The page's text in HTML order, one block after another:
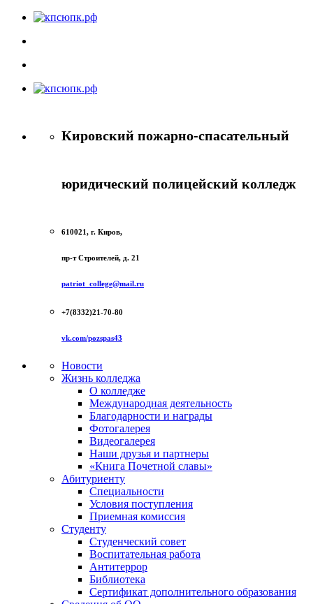
Кировский пожарно-спасательный
юридический полицейский колледж
610021, г. Киров,
пр-т Строителей, д. 21
patriot_college@mail.ru
+7(8332)21-70-80
vk.com/pozspas43
Новости
Жизнь колледжа
О колледже
Международная деятельность
Благодарности и награды
Фотогалерея
Видеогалерея
Наши друзья и партнеры
«Книга Почетной славы»
Абитуриенту
Специальности
Условия поступления
Приемная комиссия
Студенту
Студенческий совет
Воспитательная работа
Антитеррор
Библиотека
Сертификат дополнительного образования